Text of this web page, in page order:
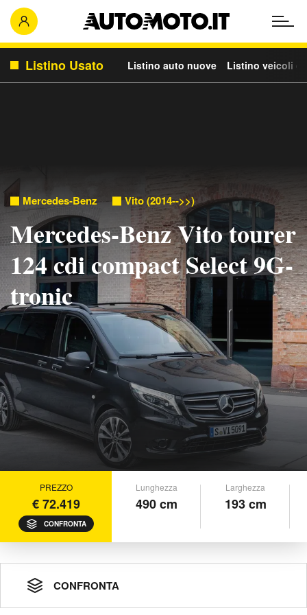
Listino Usato Listino auto nuove Listino veicoli
Mercedes-Benz Vito (2014-->>)
Mercedes-Benz Vito tourer
124 cdi compact Select 9G-
tronic
PREZZO
€ 72.419
CONFRONTA
Lunghezza
490 cm
Larghezza
193 cm
CONFRONTA